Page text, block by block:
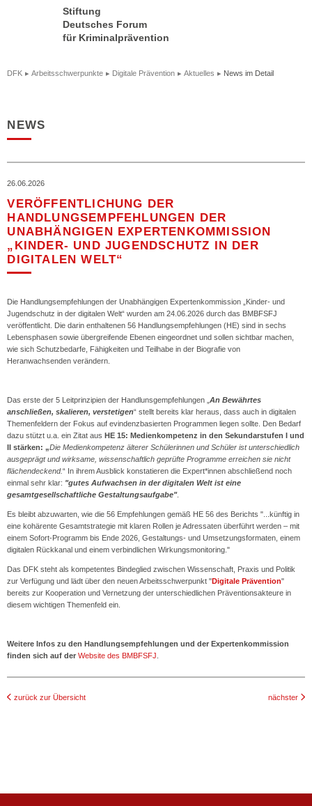
Stiftung
Deutsches Forum
für Kriminalprävention
DFK Arbeitsschwerpunkte Digitale Prävention Aktuelles News im Detail
NEWS
26.06.2026
VERÖFFENTLICHUNG DER
HANDLUNGSEMPFEHLUNGEN DER
UNABHÄNGIGEN EXPERTENKOMMISSION
„KINDER- UND JUGENDSCHUTZ IN DER
DIGITALEN WELT“
Die Handlungsempfehlungen der Unabhängigen Expertenkommission „Kinder- und
Jugendschutz in der digitalen Welt“ wurden am 24.06.2026 durch das BMBFSFJ
veröffentlicht. Die darin enthaltenen 56 Handlungsempfehlungen (HE) sind in sechs
Lebensphasen sowie übergreifende Ebenen eingeordnet und sollen sichtbar machen,
wie sich Schutzbedarfe, Fähigkeiten und Teilhabe in der Biografie von
Heranwachsenden verändern.
Das erste der 5 Leitprinzipien der Handlunsgempfehlungen „An Bewährtes
anschließen, skalieren, verstetigen“ stellt bereits klar heraus, dass auch in digitalen
Themenfeldern der Fokus auf evindenzbasierten Programmen liegen sollte. Den Bedarf
dazu stützt u.a. ein Zitat ausHE 15: Medienkompetenz in den Sekundarstufen I und
II stärken: „Die Medienkompetenz älterer Schülerinnen und Schüler ist unterschiedlich
ausgeprägt und wirksame, wissenschaftlich geprüfte Programme erreichen sie nicht
flächendeckend.“ In ihrem Ausblick konstatieren die Expert*innen abschließend noch
einmal sehr klar: "gutes Aufwachsen in der digitalen Welt ist eine
gesamtgesellschaftliche Gestaltungsaufgabe".
Es bleibt abzuwarten, wie die 56 Empfehlungen gemäß HE 56 des Berichts "...künftig in
eine kohärente Gesamtstrategie mit klaren Rollen je Adressaten überführt werden – mit
einem Sofort-Programm bis Ende 2026, Gestaltungs- und Umsetzungsformaten, einem
digitalen Rückkanal und einem verbindlichen Wirkungsmonitoring."
Das DFK steht als kompetentes Bindeglied zwischen Wissenschaft, Praxis und Politik
zur Verfügung und lädt über den neuen Arbeitsschwerpunkt "Digitale Prävention"
bereits zur Kooperation und Vernetzung der unterschiedlichen Präventionsakteure in
diesem wichtigen Themenfeld ein.
Weitere Infos zu den Handlungsempfehlungen und der Expertenkommission
finden sich auf derWebsite des BMBFSFJ
zurück zur Übersicht nächster